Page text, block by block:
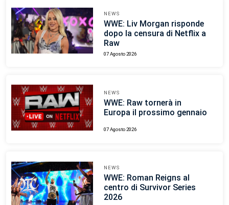
NEWS
WWE: Liv Morgan risponde
dopo la censura di Netflix a
Raw
07 Agosto 2026
NEWS
WWE: Raw tornerà in
Europa il prossimo gennaio
07 Agosto 2026
NEWS
WWE: Roman Reigns al
centro di Survivor Series
2026